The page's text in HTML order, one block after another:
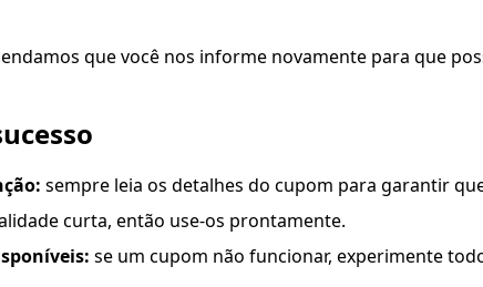
que você nos informe novamente para que
sempre leia os detalhes do cupom para garantir
curta, então use-os prontamente.
se um cupom não funcionar, experimente